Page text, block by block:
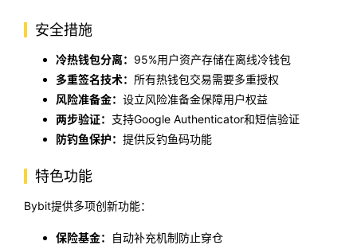
安全措施
冷热钱包分离： 95%用户资产存储在离线冷钱包
多重签名技术： 所有热钱包交易需要多重授权
风险准备金： 设立风险准备金保障用户权益
两步验证： 支持Google Authenticator和短信验证
防钓鱼保护： 提供反钓鱼码功能
特色功能
Bybit提供多项创新功能：
保险基金：
自动补充机制防止穿仓